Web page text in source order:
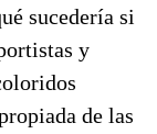
sucedería si
y
de las